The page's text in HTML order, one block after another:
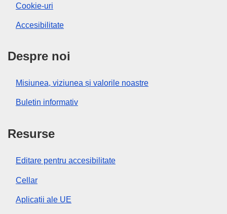
Cookie-uri
Accesibilitate
Despre noi
Misiunea, viziunea și valorile noastre
Buletin informativ
Resurse
Editare pentru accesibilitate
Cellar
Aplicații ale UE